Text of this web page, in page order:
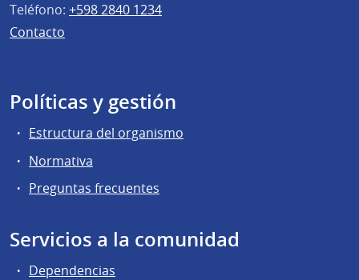
Teléfono: +598 2840 1234
Contacto
Políticas y gestión
Estructura del organismo
Normativa
Preguntas frecuentes
Servicios a la comunidad
Dependencias